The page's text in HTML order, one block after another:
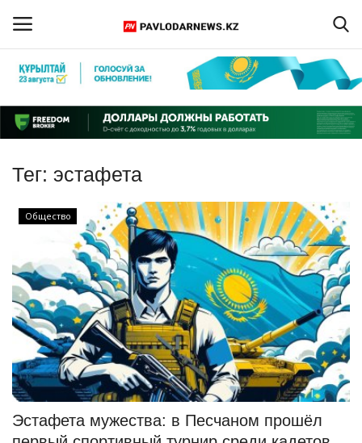
Регистрация
Главная
Обратная связь
ПАВЛОДАРСКАЯ ОБЛАСТЬ
КАЗАХСТАН
МИР
СПЕЦПРОЕКТЫ
СПОРТ
Чек-лист
Тег: эстафета
Общество
Эстафета мужества: в Песчаном прошёл